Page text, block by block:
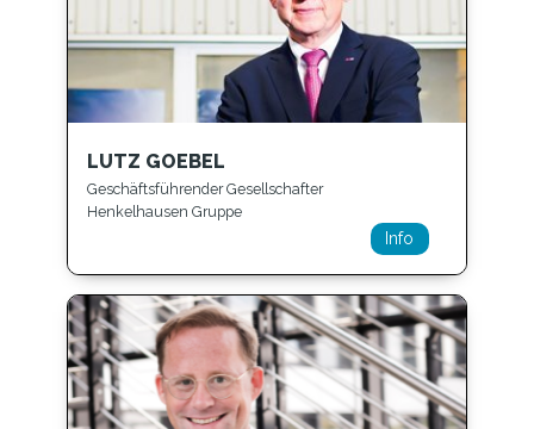
LUTZ GOEBEL
Geschäftsführender Gesellschafter
Henkelhausen Gruppe
Info